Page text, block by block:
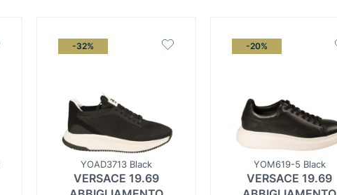
-32%
YOAD3713 Black
VERSACE 19.69
-20%
YOM619-5 Black
VERSACE 19.69